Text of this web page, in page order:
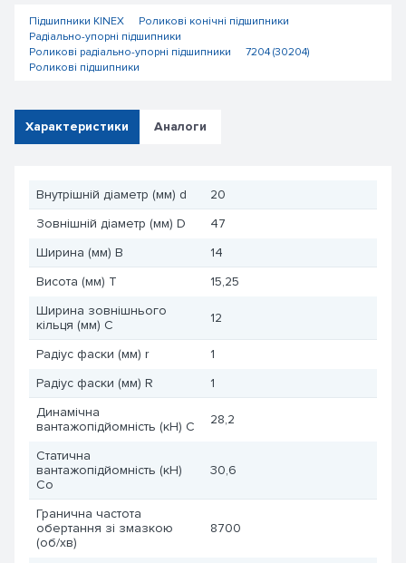
Підшипники KINEX
Роликові конічні підшипники
Радіально-упорні підшипники
Роликові радіально-упорні підшипники
7204 (30204)
Роликові підшипники
Характеристики Аналоги
Внутрішній діаметр (мм) d
20
Зовнішній діаметр (мм) D
47
Ширина (мм) B
14
Висота (мм) T
15,25
Ширина зовнішнього
кільця (мм) C
12
Радіус фаски (мм) r
1
Радіус фаски (мм) R
1
Динамічна
вантажопідйомність (кН) C
28,2
Статична
вантажопідйомність (кН)
Co
30,6
Гранична частота
обертання зі змазкою
(об/хв)
8700